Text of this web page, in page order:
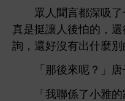
眾
聞言都 吸
真
挺讓 怕 ，還
詢，還好沒
什麼別
「
呢？」
「
聯係 雅